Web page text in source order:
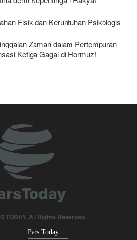
Fisik dan Keruntuhan Psikologis
Zaman dalam Pertempuran
Ketiga Gagal di Hormuz!
Sandiwara AS telah Gagal !
dengan Iran Opsi Realistis Akhiri
Posisi Pasukan Bayaran Saudi
Drone
dalam Kondisi Siaga Penuh
Dampak Menipisnya Rudal
TODAY. All Rights Reserved.
Pars Today